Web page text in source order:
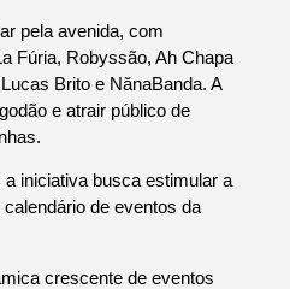
pela avenida, com
Fúria, Robyssão, Ah Chapa
Brito e NănaBanda. A
e atrair público de
iniciativa busca estimular a
de eventos da
crescente de eventos